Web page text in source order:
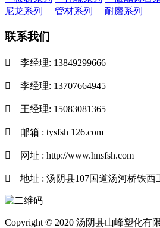
尼龙系列
管材系列 耐磨系列
联系我们
 李经理: 13849299666
 李经理: 13707664945
 王经理: 15083081365
 邮箱 : tysfsh 126.com
 网址 : http://www.hnsfsh.com
 地址 : 汤阴县107国道汤河桥铁西
Copyright © 2020 汤阴县山峰塑化